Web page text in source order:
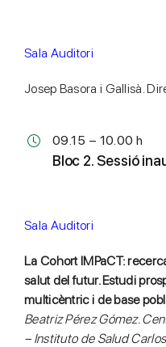
Sala Auditori
Josep Basora i Gallisà.
09.15 – 10.00 h
Bloc 2. Sessió
Sala Auditori
La Cohort IMPaCT:
salut del futur. Estudi
multicèntric i de base
Beatriz Pérez Gómez.
– Instituto de Salud Carlos